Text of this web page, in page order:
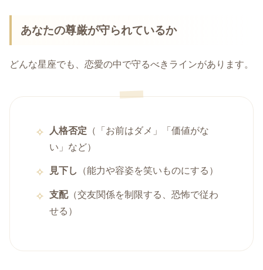
あなたの尊厳が守られているか
どんな星座でも、恋愛の中で守るべきラインがあります。
人格否定 （「お前はダメ」「価値がな
い」など）
見下し （能力や容姿を笑いものにする）
支配（交友関係を制限する、恐怖で従わ
せる）